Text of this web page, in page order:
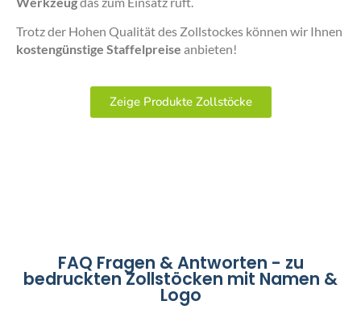
Trotz der Hohen Qualität des Zollstockes können wir Ihnen
kostengünstige Staffelpreise anbieten!
Zeige Produkte Zollstöcke
FAQ Fragen & Antworten - zu
bedruckten Zollstöcken mit Namen &
Logo